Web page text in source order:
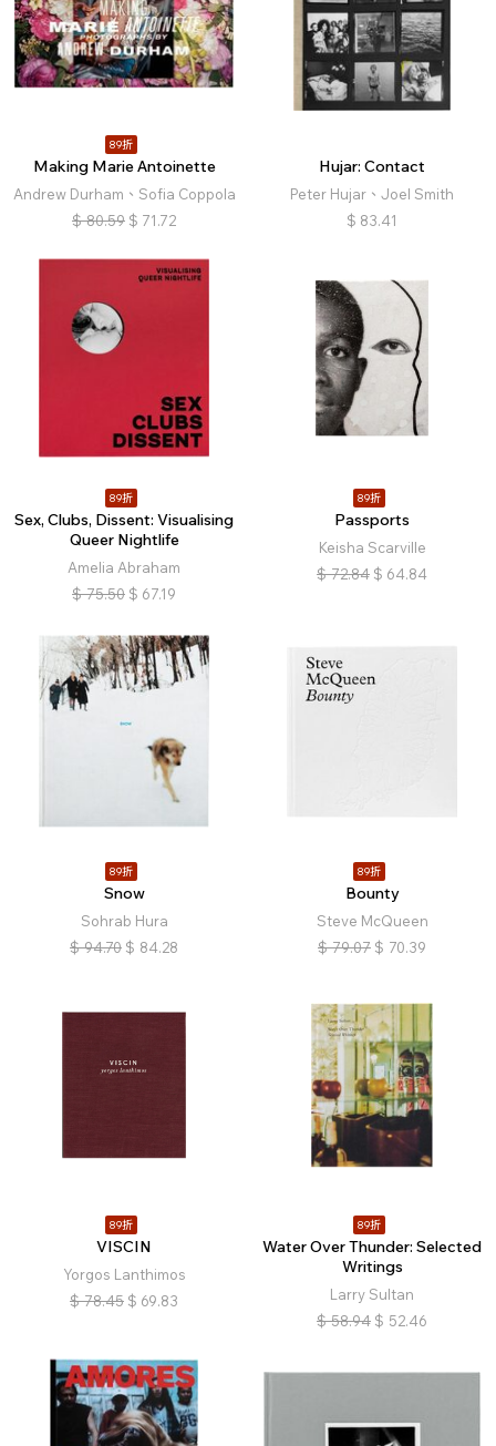
89折
Making Marie Antoinette
Andrew Durham、Sofia Coppola
$ 80.59 $ 71.72
Hujar: Contact
Peter Hujar、Joel Smith
$ 83.41
89折
Sex, Clubs, Dissent: Visualising
Queer Nightlife
Amelia Abraham
$ 75.50 $ 67.19
89折
Passports
Keisha Scarville
$ 72.84 $ 64.84
89折
Snow
Sohrab Hura
$ 94.70 $ 84.28
89折
Bounty
Steve McQueen
$ 79.07 $ 70.39
89折
VISCIN
Yorgos Lanthimos
$ 78.45 $ 69.83
89折
Water Over Thunder: Selected
Writings
Larry Sultan
$ 58.94 $ 52.46